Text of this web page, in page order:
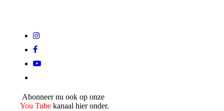
Abonneer nu ook op onze
You Tube kanaal hier onder.